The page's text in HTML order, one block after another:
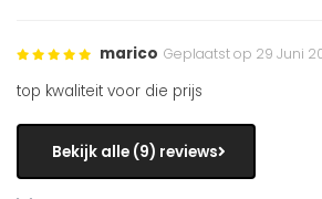
marico Geplaatst op 29 Juni
top kwaliteit voor die prijs
Bekijk alle (9) reviews